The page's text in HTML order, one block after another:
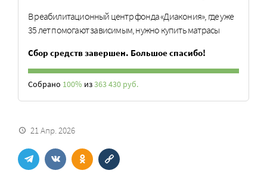
В реабилитационный центр фонда «Диакония», где уже
35 лет помогают зависимым, нужно купить матрасы
Сбор средств завершен. Большое спасибо!
Собрано 100% из363 430 руб.
21 Апр. 2026